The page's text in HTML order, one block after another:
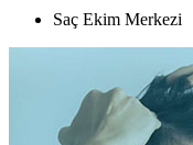
Saç Ekim Merkezi